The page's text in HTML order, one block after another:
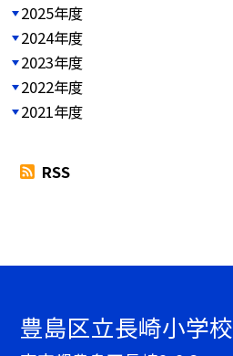
2025年度
2024年度
2023年度
2022年度
2021年度
RSS
豊島区立長崎小学校